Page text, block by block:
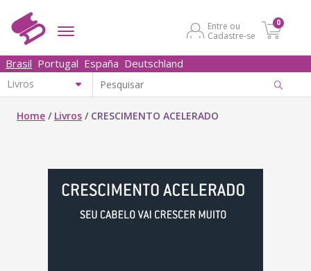
Entre ou
Cadastre-se
0
Brasil Portugal España Deutschland
Home / Livros / CRESCIMENTO ACELERADO